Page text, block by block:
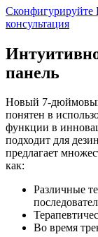
консультация
панель
Новый 7-
понятен в
функции в
подходит для
предлагает
как:
Различные
Во время